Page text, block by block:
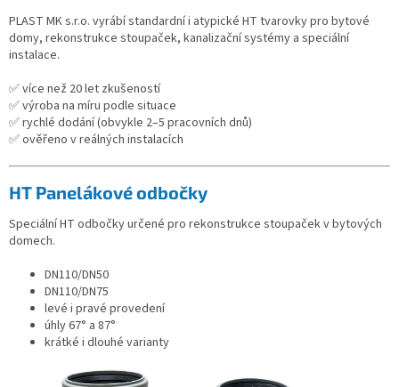
PLAST MK s.r.o. vyrábí standardní i atypické HT tvarovky pro bytové
domy, rekonstrukce stoupaček, kanalizační systémy a speciální
instalace.
✅ více než 20 let zkušeností
✅ výroba na míru podle situace
✅ rychlé dodání (obvykle 2–5 pracovních dnů)
✅ ověřeno v reálných instalacích
HT Panelákové odbočky
Speciální HT odbočky určené pro rekonstrukce stoupaček v bytových
domech.
DN110/DN50
DN110/DN75
levé i pravé provedení
úhly 67° a 87°
krátké i dlouhé varianty